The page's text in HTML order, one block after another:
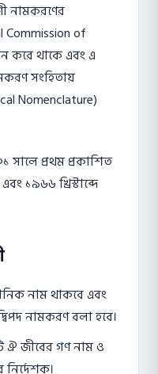
নামকরণের
Commission of
করে থাকে এবং এ
সংহিতায়
Nomenclature)
সালে প্রথম প্রকাশিত
১৯৬৬ খ্রিস্টাব্দে
নাম থাকবে এবং
নামকরণ বলা হবে।
ঐ জীবের গণ নাম ও
নির্দেশক।